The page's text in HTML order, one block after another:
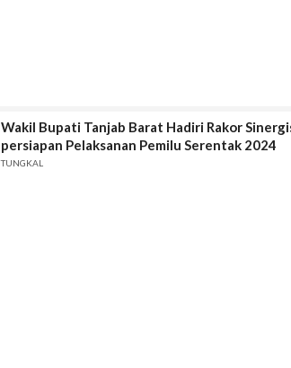
Wakil Bupati Tanjab Barat Hadiri Rakor
persiapan Pelaksanan Pemilu Serentak 2024
TUNGKAL